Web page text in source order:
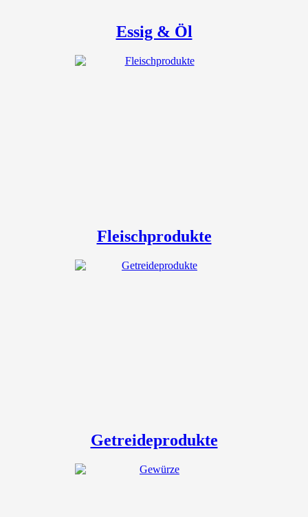
Essig & Öl
Fleischprodukte
Getreideprodukte